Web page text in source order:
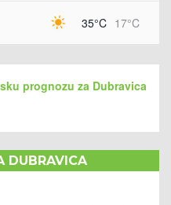
35°C 17°C
prognozu za Dubravica
DUBRAVICA